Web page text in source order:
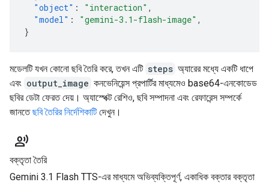
"object" : "interaction" ,
"model" : "gemini-3.1-flash-image" ,
}
মডেলটি যখন কোনো ছবি তৈরি করে, তখন এটি steps অ্যারের মধ্যে একটি ধাপে
এবং output_image কনভেনিয়েন্স প্রপার্টির মাধ্যমেও base64-এনকোডেড
ছবির ডেটা ফেরত দেয়। অ্যাস্পেক্ট রেশিও, ছবি সম্পাদনা এবং রেফারেন্স সম্পর্কে
জানতেছবি তৈরির নির্দেশিকাটিদেখুন।
record_voice_over
বক্তৃতা তৈরি
Gemini 3.1 Flash TTS-এর মাধ্যমে অভিব্যক্তিপূর্ণ, একাধিক বক্তার বক্তৃতা